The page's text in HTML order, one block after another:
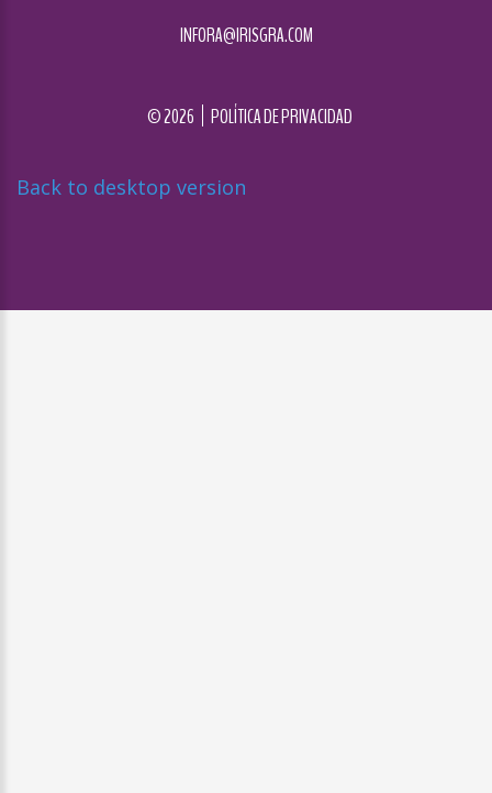
INFORA@IRISGRA.COM
©2026 POLÍTICA DE PRIVACIDAD
Back to desktop version